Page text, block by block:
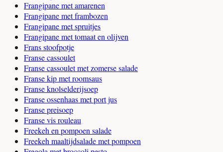
Frangipane met amarenen
Frangipane met frambozen
Frangipane met spruitjes
Frangipane met tomaat en olijven
Frans stoofpotje
Franse cassoulet
Franse cassoulet met zomerse salade
Franse kip met roomsaus
Franse knolselderijsoep
Franse ossenhaas met port jus
Franse preisoep
Franse vis rouleau
Freekeh en pompoen salade
Freekeh maaltijdsalade met pompoen